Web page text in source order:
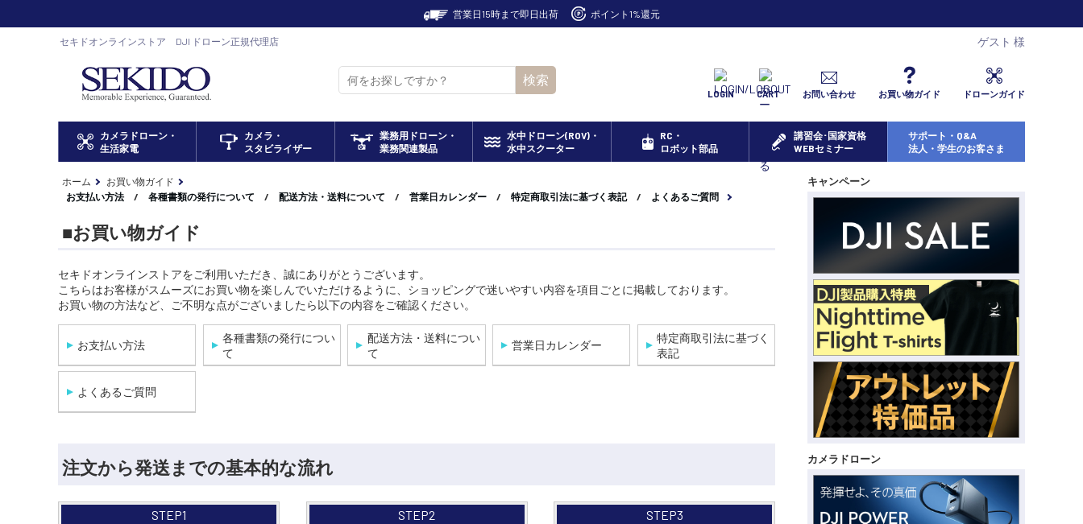
営業日15時まで即日出荷 ポイント1%還元
セキドオンラインストア DJI ドローン正規代理店 ゲスト 様
検索
LOGIN CART お問い合わせ お買い物ガイド ドローンガイド
カメラドローン・
生活家電
カメラ・
スタビライザー
業務用ドローン・
業務関連製品
水中ドローン(ROV)・
水中スクーター
RC・
ロボット部品
講習会･国家資格
WEBセミナー
サポート・Q&A
法人・学生のお客さま
キャンペーン
カメラドローン
ホーム
お買い物ガイド
お支払い方法
/ 各種書類の発行について / 配送方法・送料について / 営業日カレンダー / 特定商取引法に基づく表記 / よくあるご質問
■お買い物ガイド
セキドオンラインストアをご利用いただき、誠にありがとうございます。
こちらはお客様がスムーズにお買い物を楽しんでいただけるように、ショッピングで迷いやすい内容を項目ごとに掲載しております。
お買い物の方法など、ご不明な点がございましたら以下の内容をご確認ください。
お支払い方法
各種書類の発行につい
て
配送方法・送料につい
て
営業日カレンダー
特定商取引法に基づく
表記
よくあるご質問
注文から発送までの基本的な流れ
STEP1 STEP2 STEP3